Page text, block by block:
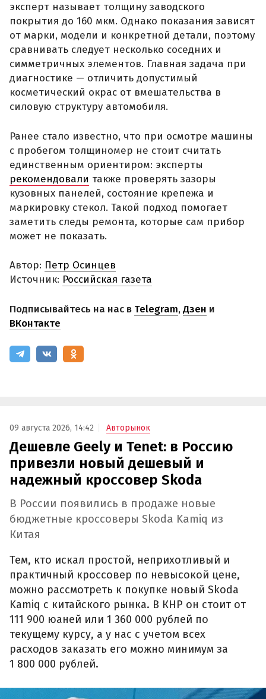
эксперт называет толщину заводского
покрытия до 160 мкм. Однако показания зависят
от марки, модели и конкретной детали, поэтому
сравнивать следует несколько соседних и
симметричных элементов. Главная задача при
диагностике — отличить допустимый
косметический окрас от вмешательства в
силовую структуру автомобиля.
Ранее стало известно, что при осмотре машины
с пробегом толщиномер не стоит считать
единственным ориентиром: эксперты
рекомендовали также проверять зазоры
кузовных панелей, состояние крепежа и
маркировку стекол. Такой подход помогает
заметить следы ремонта, которые сам прибор
может не показать.
Автор: Петр Осинцев
Источник: Российская газета
Подписывайтесь на нас в Telegram,Дзен и
ВКонтакте
09 августа 2026, 14:42 Авторынок
Дешевле Geely и Tenet: в Россию
привезли новый дешевый и
надежный кроссовер Skoda
В России появились в продаже новые
бюджетные кроссоверы Skoda Kamiq из
Китая
Тем, кто искал простой, неприхотливый и
практичный кроссовер по невысокой цене,
можно рассмотреть к покупке новый Skoda
Kamiq с китайского рынка. В КНР он стоит от
111 900 юаней или 1 360 000 рублей по
текущему курсу, а у нас с учетом всех
расходов заказать его можно минимум за
1 800 000 рублей.